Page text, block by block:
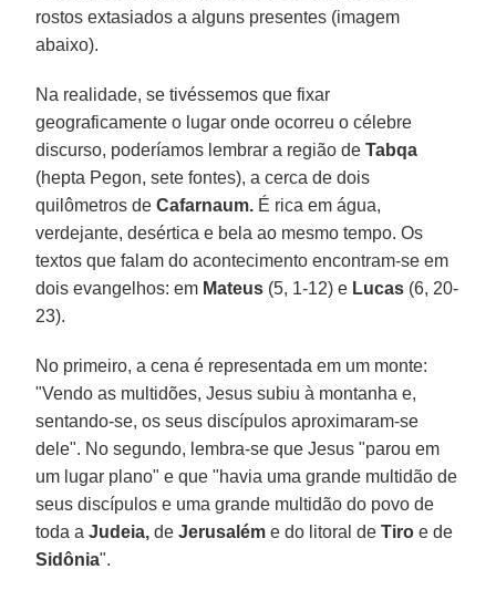
rostos extasiados a alguns presentes (imagem
abaixo).
Na realidade, se tivéssemos que fixar
geograficamente o lugar onde ocorreu o célebre
discurso, poderíamos lembrar a região deTabqa
(hepta Pegon, sete fontes), a cerca de dois
quilômetros deCafarnaum. É rica em água,
verdejante, desértica e bela ao mesmo tempo. Os
textos que falam do acontecimento encontram-se em
dois evangelhos: em Mateus (5, 1-12) e Lucas (6, 20-
23).
No primeiro, a cena é representada em um monte:
"Vendo as multidões, Jesus subiu à montanha e,
sentando-se, os seus discípulos aproximaram-se
dele". No segundo, lembra-se que Jesus "parou em
um lugar plano" e que "havia uma grande multidão de
seus discípulos e uma grande multidão do povo de
toda aJudeia, deJerusalém e do litoral deTiro e de
Sidônia".